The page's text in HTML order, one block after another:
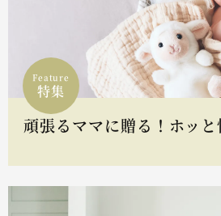
Feature
特集
頑張るママに贈る！ホッ